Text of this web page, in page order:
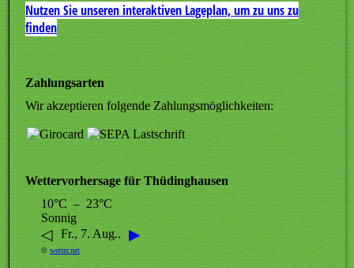
Nutzen Sie unseren interaktiven La­ge­plan, um zu uns zu
finden
Zahlungsarten
Wir akzeptieren folgende Zahlungsmöglichkeiten:
Wettervorhersage für Thüdinghausen
10°C – 23°C
Sonnig
◁ Fr., 7. Aug.. ▶
©wetter.net